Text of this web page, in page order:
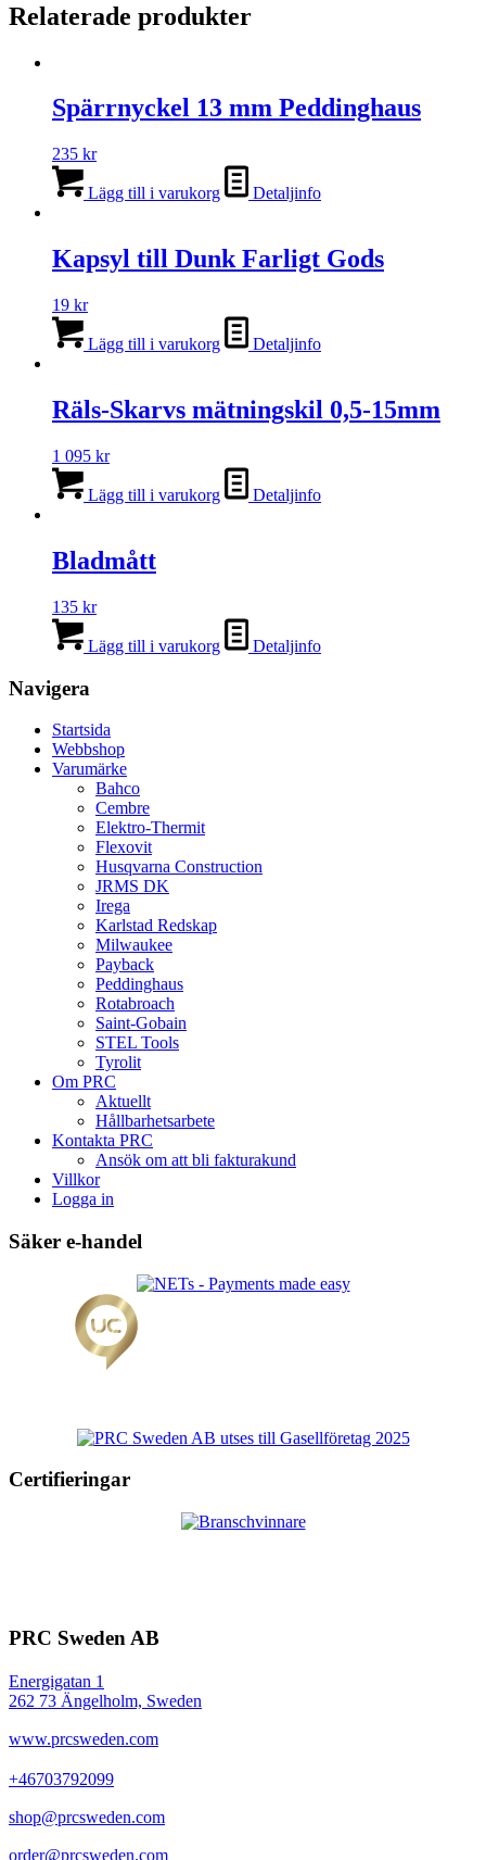
Relaterade produkter
Spärrnyckel 13 mm Peddinghaus
235 kr
Lägg till i varukorg Detaljinfo
Kapsyl till Dunk Farligt Gods
19 kr
Lägg till i varukorg Detaljinfo
Räls-Skarvs mätningskil 0,5-15mm
1 095 kr
Lägg till i varukorg Detaljinfo
Bladmått
135 kr
Lägg till i varukorg Detaljinfo
Navigera
Startsida
Webbshop
Varumärke
Bahco
Cembre
Elektro-Thermit
Flexovit
Husqvarna Construction
JRMS DK
Irega
Karlstad Redskap
Milwaukee
Payback
Peddinghaus
Rotabroach
Saint-Gobain
STEL Tools
Tyrolit
Om PRC
Aktuellt
Hållbarhetsarbete
Kontakta PRC
Ansök om att bli fakturakund
Villkor
Logga in
Säker e-handel
Certifieringar
PRC Sweden AB
Energigatan 1
262 73 Ängelholm, Sweden
www.prcsweden.com
+46703792099
shop@prcsweden.com
order@prcsweden.com